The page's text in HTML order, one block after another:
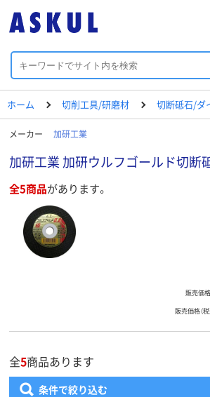
ホーム 切削工具/研磨材 切断砥石/ダ
メーカー 加研工業
加研工業 加研ウルフゴールド切断
全5商品があります。
販売価格
販売価格（税
全5商品あります
条件で絞り込む